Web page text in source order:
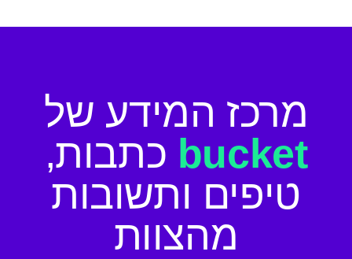
מרכז המידע של
bucket כתבות,
טיפים ותשובות
מהצוות